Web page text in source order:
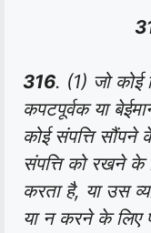
316. (1) जो कोई
कपटपूर्वक या
कोई संपत्ति सौंपने
संपत्ति को रखने के
करता है, या उस
या न करने के लिए